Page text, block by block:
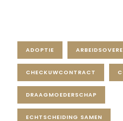
ADOPTIE
CHECKUWCONTRACT
DRAAGMOEDERSCHAP
ECHTSCHEIDING SAMEN